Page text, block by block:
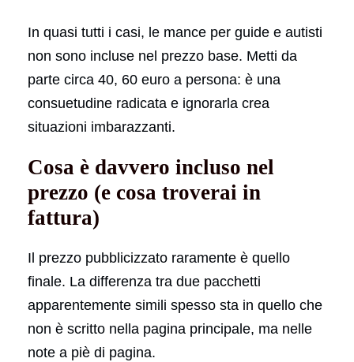
In quasi tutti i casi, le mance per guide e autisti
non sono incluse nel prezzo base. Metti da
parte circa 40, 60 euro a persona: è una
consuetudine radicata e ignorarla crea
situazioni imbarazzanti.
Cosa è davvero incluso nel
prezzo (e cosa troverai in
fattura)
Il prezzo pubblicizzato raramente è quello
finale. La differenza tra due pacchetti
apparentemente simili spesso sta in quello che
non è scritto nella pagina principale, ma nelle
note a piè di pagina.